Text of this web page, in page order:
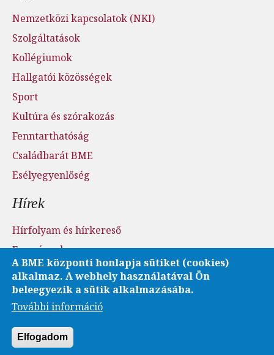
Nemzetközi kapcsolatok (NKI)
Szolgáltatások
Kollégiumok
Hallgatói közösségek
Sport
Kultúra és szórakozás
Fenntarthatóság
Családbarát BME
Esélyegyenlőség
Hírek
Hírfolyam és hírkereső
Események
Sajtószoba - sajtófigyelés
Karrier és pályázatok
Fotó- és videótár
A BME központi honlapja sütiket (cookies)
alkalmaz. A webhely használatával Ön
beleegyezik a sütik alkalmazásába.
További információ
Elfogadom